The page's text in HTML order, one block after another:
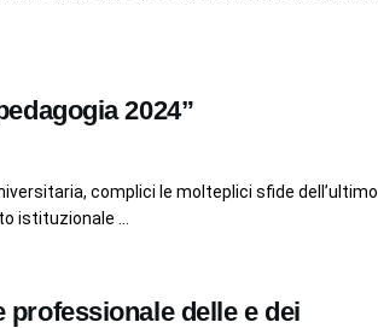
2024”
complici le molteplici sfide dell’ultimo
istituzionale ...
professionale delle e dei